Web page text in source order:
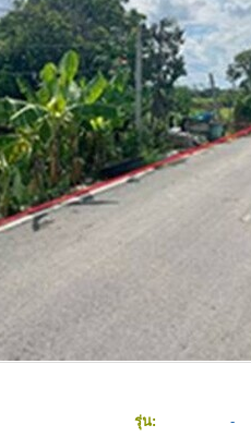
รุ่น:
-